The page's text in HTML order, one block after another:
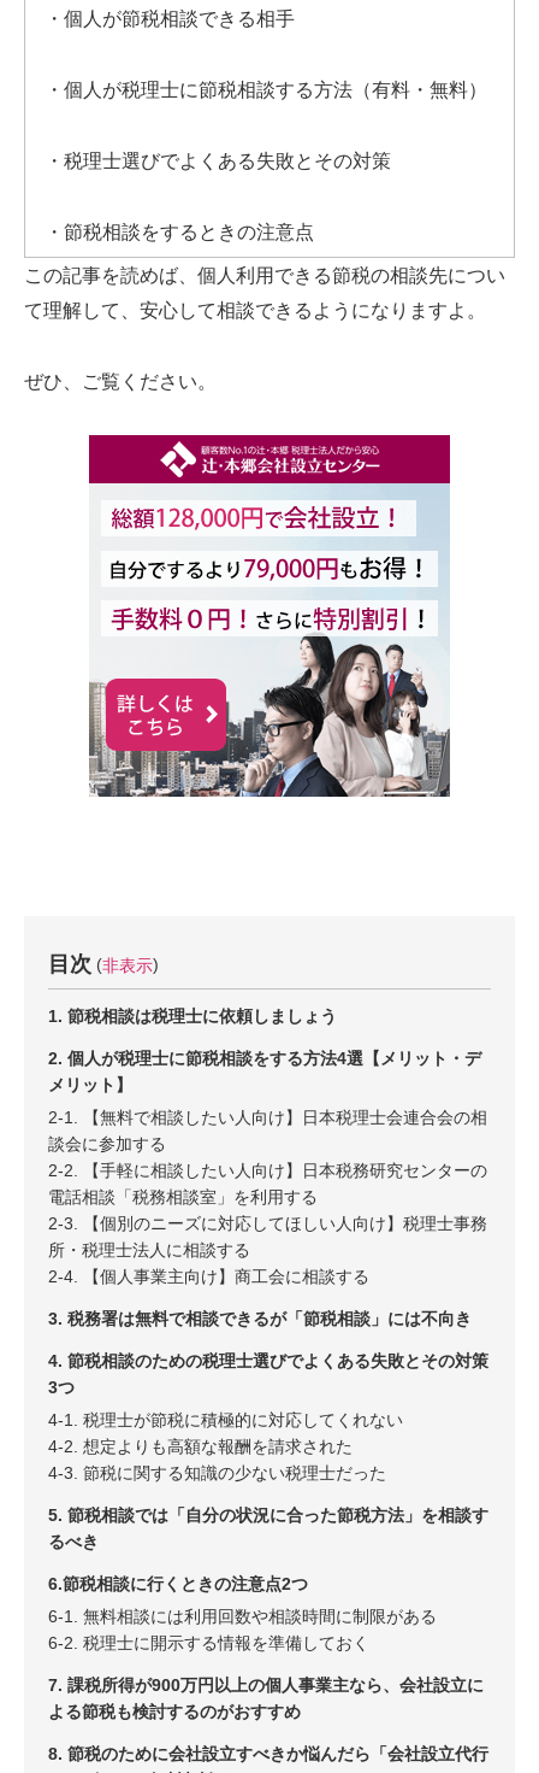
・個人が節税相談できる相手
・個人が税理士に節税相談する方法（有料・無料）
・税理士選びでよくある失敗とその対策
・節税相談をするときの注意点
この記事を読めば、個人利用できる節税の相談先につい
て理解して、安心して相談できるようになりますよ。
ぜひ、ご覧ください。
目次 非表示
1. 節税相談は税理士に依頼しましょう
2. 個人が税理士に節税相談をする方法4選【メリット・デ
メリット】
2-1. 【無料で相談したい人向け】日本税理士会連合会の相
談会に参加する
2-2. 【手軽に相談したい人向け】日本税務研究センターの
電話相談「税務相談室」を利用する
2-3. 【個別のニーズに対応してほしい人向け】税理士事務
所・税理士法人に相談する
2-4. 【個人事業主向け】商工会に相談する
3. 税務署は無料で相談できるが「節税相談」には不向き
4. 節税相談のための税理士選びでよくある失敗とその対策
3つ
4-1. 税理士が節税に積極的に対応してくれない
4-2. 想定よりも高額な報酬を請求された
4-3. 節税に関する知識の少ない税理士だった
5. 節税相談では「自分の状況に合った節税方法」を相談す
るべき
6.節税相談に行くときの注意点2つ
6-1. 無料相談には利用回数や相談時間に制限がある
6-2. 税理士に開示する情報を準備しておく
7. 課税所得が900万円以上の個人事業主なら、会社設立に
よる節税も検討するのがおすすめ
8. 節税のために会社設立すべきか悩んだら「会社設立代行